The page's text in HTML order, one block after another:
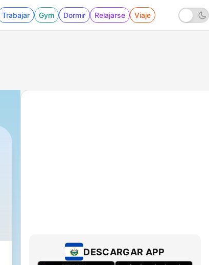
Trabajar Gym Dormir Relajarse Viaje
DESCARGAR APP